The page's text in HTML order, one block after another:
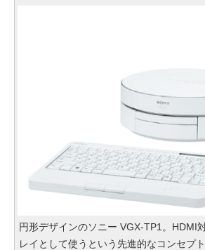
円形デザインのソニー VGX-TP1。HDMI
レイとして使うという先進的なコンセプ